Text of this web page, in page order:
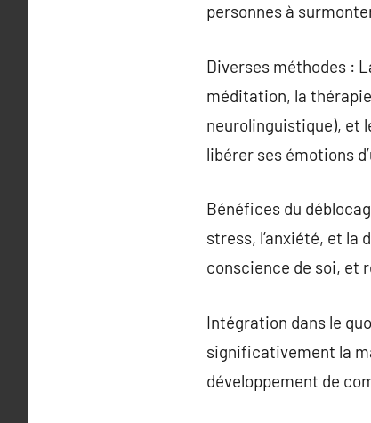
personnes à
Diverses méthodes :
méditation, la
neurolinguistique), et
libérer ses émotions
Bénéfices du
stress, l’anxiété, et la
conscience de soi, et
Intégration dans le
significativement la
développement de